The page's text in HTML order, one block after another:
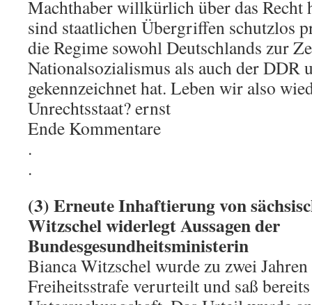
Machthaber willkürlich über das Recht
sind staatlichen Übergriffen schutzlos
die Regime sowohl Deutschlands zur
Nationalsozialismus als auch der DDR
gekennzeichnet hat. Leben wir also
Unrechtsstaat? ernst
Ende Kommentare
.
.
(3) Erneute Inhaftierung von
Witzschel widerlegt Aussagen der
Bundesgesundheitsministerin
Bianca Witzschel wurde zu zwei
Freiheitsstrafe verurteilt und saß